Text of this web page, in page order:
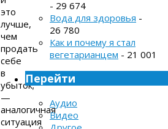
это
лучше,
чем
продать
себе
в
убыток;
—
аналогичная
ситуация
- 29 674
Вода для здоровья -
26 780
Как и почему я стал
вегетарианцем - 21 001
Перейти
Аудио
Видео